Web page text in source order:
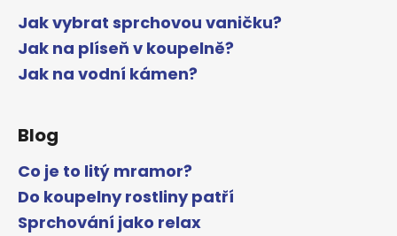
Jak vybrat sprchovou vaničku?
Jak na plíseň v koupelně?
Jak na vodní kámen?
Blog
Co je to litý mramor?
Do koupelny rostliny patří
Sprchování jako relax